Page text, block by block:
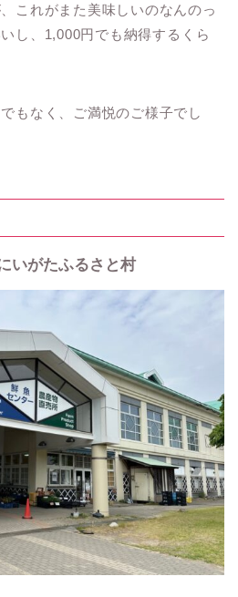
これがまた美味しいのなんのっ
し、1,000円でも納得するくら
もなく、ご満悦のご様子でし
いがたふるさと村